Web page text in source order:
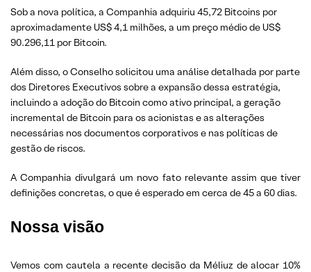
Sob a nova política, a Companhia adquiriu 45,72 Bitcoins por
aproximadamente US$ 4,1 milhões, a um preço médio de US$
90.296,11 por Bitcoin.
Além disso, o Conselho solicitou uma análise detalhada por parte
dos Diretores Executivos sobre a expansão dessa estratégia,
incluindo a adoção do Bitcoin como ativo principal, a geração
incremental de Bitcoin para os acionistas e as alterações
necessárias nos documentos corporativos e nas políticas de
gestão de riscos.
A Companhia divulgará um novo fato relevante assim que tiver
definições concretas, o que é esperado em cerca de 45 a 60 dias.
Nossa visão
Vemos com cautela a recente decisão da Méliuz de alocar 10%